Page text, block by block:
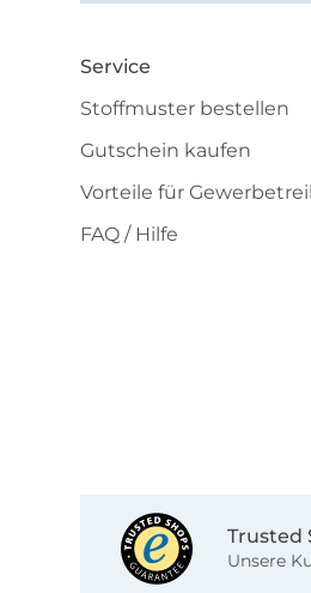
Service
Stoffmuster bestellen
Gutschein kaufen
Vorteile für
FAQ / Hilfe
Trusted
Unsere